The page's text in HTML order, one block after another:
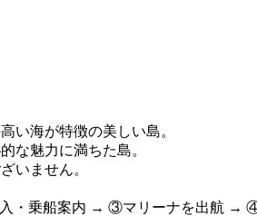
い海が特徴の美しい島。
な魅力に満ちた島。
いません。
・乗船案内 → ③マリーナを出航 →